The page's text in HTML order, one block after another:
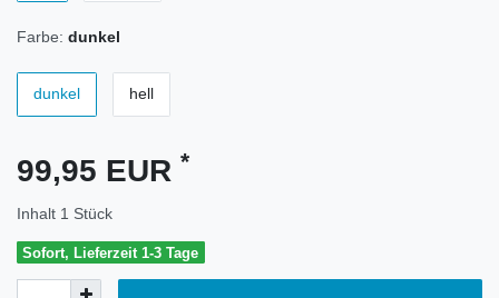
Farbe: dunkel
dunkel hell
99,95 EUR *
Inhalt 1 Stück
Sofort, Lieferzeit 1-3 Tage